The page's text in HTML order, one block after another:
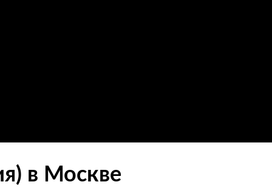
в Москве